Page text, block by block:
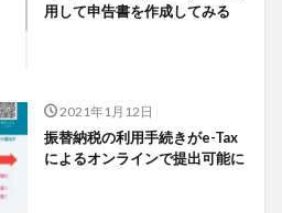
用して申告書を作成してみる
2021年1月12日
振替納税の利用手続きがe-Tax
によるオンラインで提出可能に